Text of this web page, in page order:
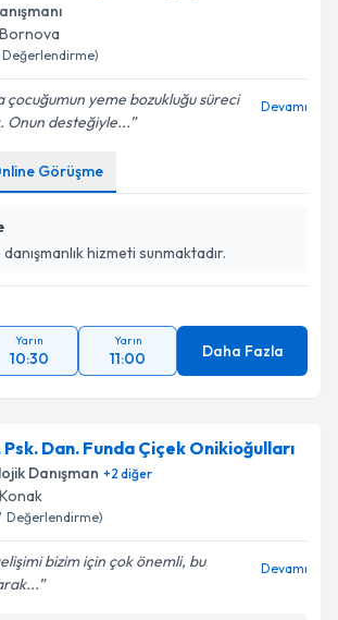
Değerlendirme)
çocuğumun yeme bozukluğu süreci
Onun desteğiyle...
Devamı
Görüşme
hizmeti sunmaktadır.
Yarın
10:30
Yarın
11:00 Daha Fazla
Psk. Dan. Funda Çiçek Onikioğulları
Danışman +2 diğer
Değerlendirme)
bizim için çok önemli, bu
Devamı